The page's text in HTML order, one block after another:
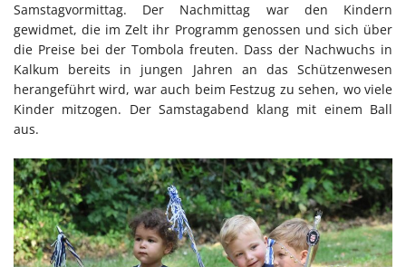
Samstagvormittag. Der Nachmittag war den Kindern
gewidmet, die im Zelt ihr Programm genossen und sich über
die Preise bei der Tombola freuten. Dass der Nachwuchs in
Kalkum bereits in jungen Jahren an das Schützenwesen
herangeführt wird, war auch beim Festzug zu sehen, wo viele
Kinder mitzogen. Der Samstagabend klang mit einem Ball
aus.